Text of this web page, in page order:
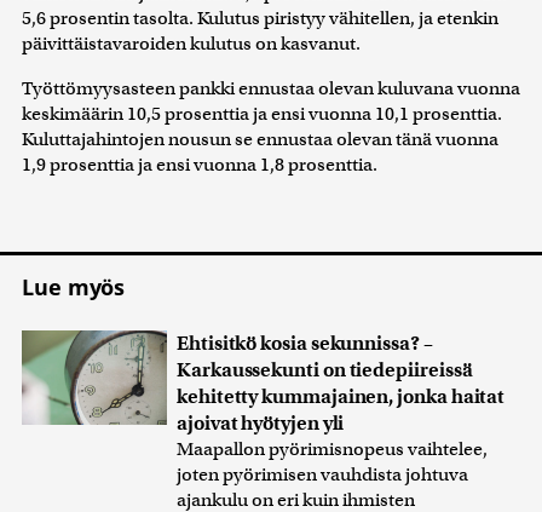
5,6 prosentin tasolta. Kulutus piristyy vähitellen, ja etenkin
päivittäistavaroiden kulutus on kasvanut.
Työttömyysasteen pankki ennustaa olevan kuluvana vuonna
keskimäärin 10,5 prosenttia ja ensi vuonna 10,1 prosenttia.
Kuluttajahintojen nousun se ennustaa olevan tänä vuonna
1,9 prosenttia ja ensi vuonna 1,8 prosenttia.
Lue myös
Ehtisitkö kosia sekunnissa? –
Karkaussekunti on tiedepiireissä
kehitetty kummajainen, jonka haitat
ajoivat hyötyjen yli
Maapallon pyörimisnopeus vaihtelee,
joten pyörimisen vauhdista johtuva
ajankulu on eri kuin ihmisten